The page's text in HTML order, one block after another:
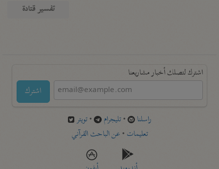
تفسير قتادة
اشترك لتصلك أخبار مشاريعنا
اشترك
راسلنا •تليجرام •تويتر
تعليمات •عن الباحث القرآني